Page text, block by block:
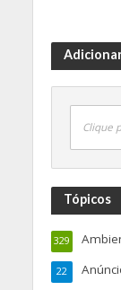
Clique
Tópicos
329
22